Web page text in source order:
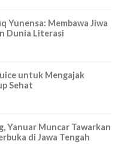
Yunensa: Membawa Jiwa
Dunia Literasi
untuk Mengajak
Sehat
Yanuar Muncar Tawarkan
di Jawa Tengah